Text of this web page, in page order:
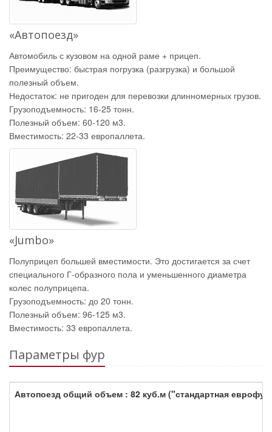
«Автопоезд»
Автомобиль с кузовом на одной раме + прицеп.
Преимущество: быстрая погрузка (разгрузка) и большой
полезный объем.
Недостаток: не пригоден для перевозки длинномерных грузов.
Грузоподъемность: 16-25 тонн.
Полезный объем: 60-120 м3.
Вместимость: 22-33 европаллета.
«Jumbo»
Полуприцеп большей вместимости. Это достигается за счет
специального Г-образного пола и уменьшенного диаметра
колес полуприцепа.
Грузоподъемность: до 20 тонн.
Полезный объем: 96-125 м3.
Вместимость: 33 европаллета.
Параметры фур
Автопоезд общий объем : 82 куб.м ("стандартная